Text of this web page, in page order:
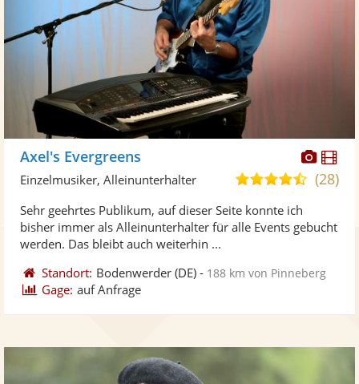
Axel's Evergreens
4,7
5
(28)
Einzelmusiker, Alleinunterhalter
Sehr geehrtes Publikum, auf dieser Seite konnte ich
bisher immer als Alleinunterhalter für alle Events gebucht
werden. Das bleibt auch weiterhin ...
Standort: Bodenwerder (DE) - 188 km von Pinneberg
Gage: auf Anfrage